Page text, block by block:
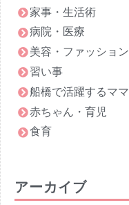
家事・生活術
病院・医療
美容・ファッション
習い事
船橋で活躍するママ
赤ちゃん・育児
食育
アーカイブ